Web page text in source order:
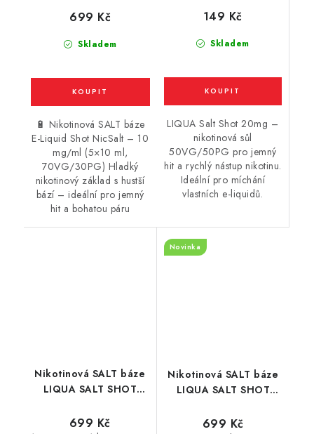
Skladem
699 Kč
🔋 Nikotinová SALT báze
E-Liquid Shot NicSalt – 10
mg/ml (5×10 ml,
70VG/30PG) Hladký
nikotinový základ s hustší
bází – ideální pro jemný
hit a bohatou páru
Skladem
149 Kč
LIQUA Salt Shot 20mg –
nikotinová sůl
50VG/50PG pro jemný
hit a rychlý nástup nikotinu.
Ideální pro míchání
vlastních e-liquidů.
Nikotinová SALT báze
LIQUA SALT SHOT
/ 20mg
699 Kč
Nikotinová SALT báze
LIQUA SALT SHOT
/ 5mg
Novinka
699 Kč